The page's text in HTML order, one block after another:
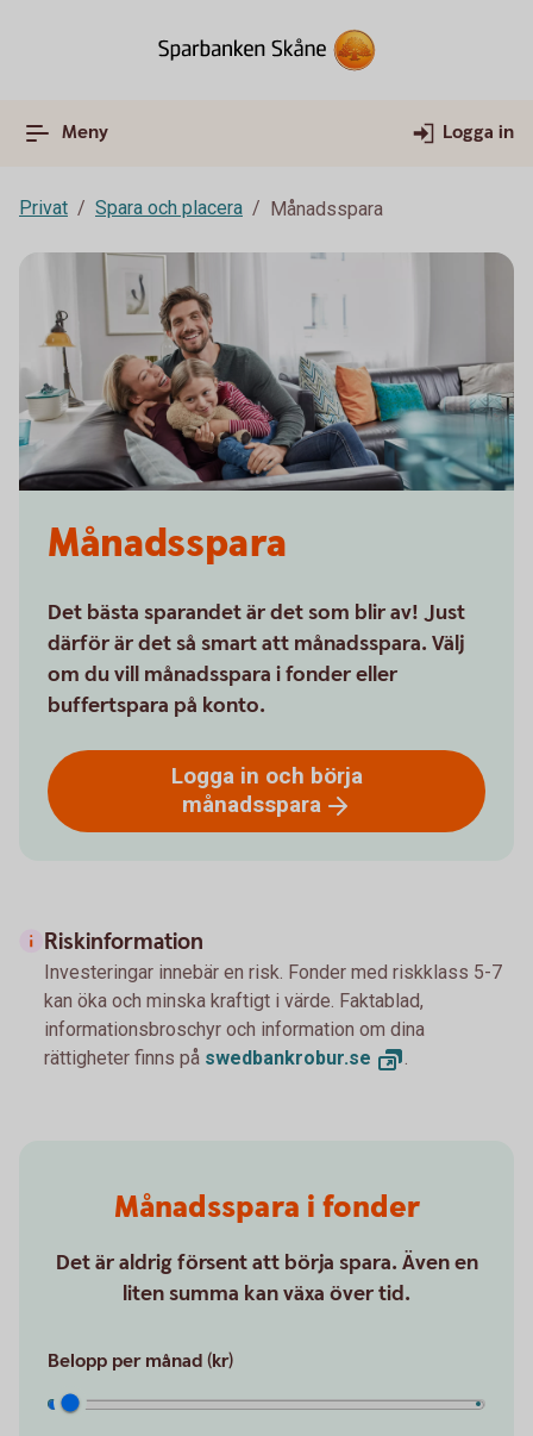
Meny Logga in
Privat Spara och placera Månadsspara
Månadsspara
Det bästa sparandet är det som blir av! Just
därför är det så smart att månadsspara. Välj
om du vill månadsspara i fonder eller
buffertspara på konto.
Logga in och börja
månadsspara
Riskinformation
Investeringar innebär en risk. Fonder med riskklass 5-7
kan öka och minska kraftigt i värde. Faktablad,
informationsbroschyr och information om dina
rättigheter finns på swedbankrobur.se .
Månadsspara i fonder
Det är aldrig försent att börja spara. Även en
liten summa kan växa över tid.
Belopp per månad (kr)